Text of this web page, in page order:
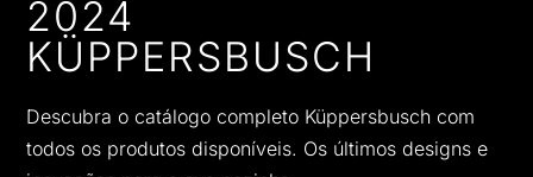
2024
KÜPPERSBUSCH
Descubra o catálogo completo Küppersbusch com
todos os produtos disponíveis. Os últimos designs e